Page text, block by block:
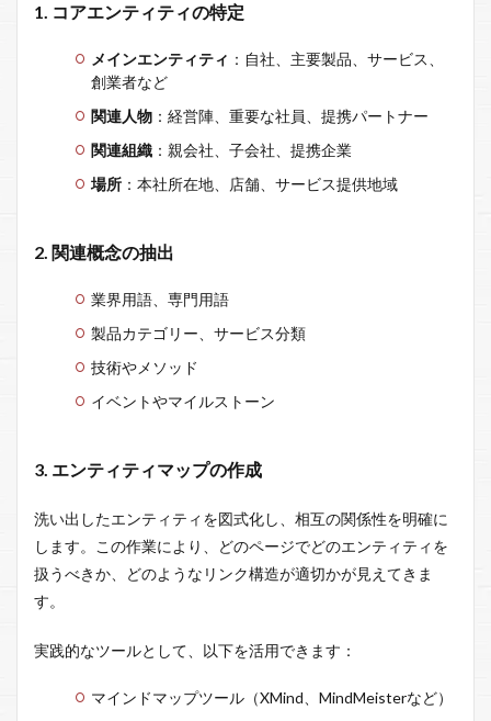
1. コアエンティティの特定
メインエンティティ ：自社、主要製品、サービス、
創業者など
関連人物 ：経営陣、重要な社員、提携パートナー
関連組織 ：親会社、子会社、提携企業
場所 ：本社所在地、店舗、サービス提供地域
2. 関連概念の抽出
業界用語、専門用語
製品カテゴリー、サービス分類
技術やメソッド
イベントやマイルストーン
3. エンティティマップの作成
洗い出したエンティティを図式化し、相互の関係性を明確に
します。この作業により、どのページでどのエンティティを
扱うべきか、どのようなリンク構造が適切かが見えてきま
す。
実践的なツールとして、以下を活用できます：
マインドマップツール（XMind、MindMeisterなど）